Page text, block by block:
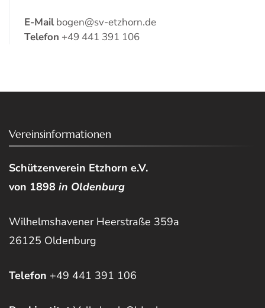
E-Mail bogen@sv-etzhorn.de
Telefon +49 441 391 106
Vereinsinformationen
Schützenverein Etzhorn e.V.
von 1898 in Oldenburg
Wilhelmshavener Heerstraße 359a
26125 Oldenburg
Telefon +49 441 391 106